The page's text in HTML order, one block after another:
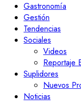
Gastronomía
Gestión
Tendencias
Sociales
Videos
Reportaje
Suplidores
Nuevos
Noticias